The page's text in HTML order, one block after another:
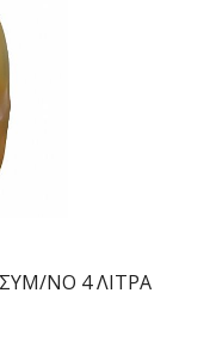
ΝΟ 4 ΛΙΤΡΑ